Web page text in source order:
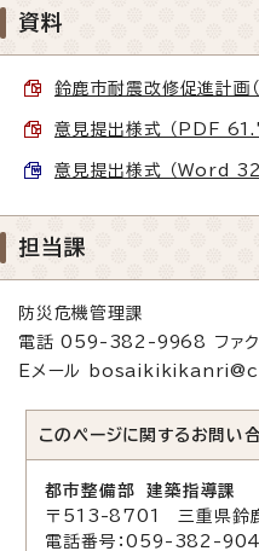
資料
鈴鹿市耐震改修促進計画
意見提出様式 （PDF
意見提出様式 （Word
担当課
防災危機管理課
電話 059-382-9968 ファ
Eメール
このページに関する お問い
都市整備部 建築指導課
〒513-8701 三重県鈴
電話番号：059-382-